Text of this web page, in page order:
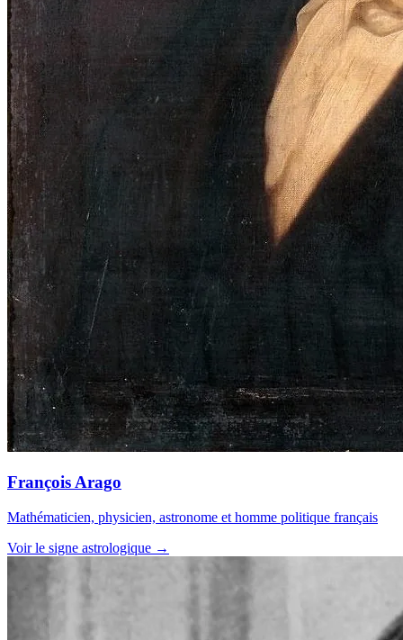
François Arago
Mathématicien, physicien, astronome et homme politique français
Voir le signe astrologique →